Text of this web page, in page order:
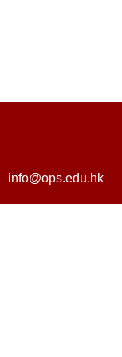
info@ops.edu.hk